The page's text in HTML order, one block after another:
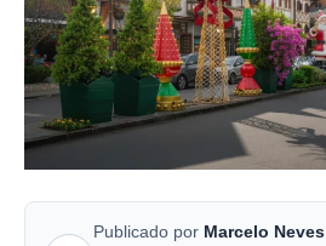
Publicado por Marcelo Neves